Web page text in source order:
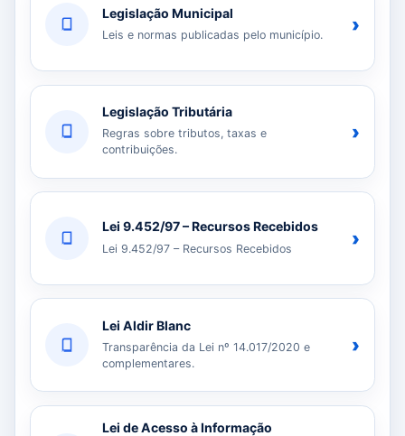
Legislação Municipal
Leis e normas publicadas pelo município. ›
Legislação Tributária
Regras sobre tributos, taxas e
contribuições.
›
Lei 9.452/97 – Recursos Recebidos
Lei 9.452/97 – Recursos Recebidos ›
Lei Aldir Blanc
Transparência da Lei nº 14.017/2020 e
complementares.
›
Lei de Acesso à Informação